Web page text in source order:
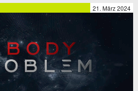
21. März 2024